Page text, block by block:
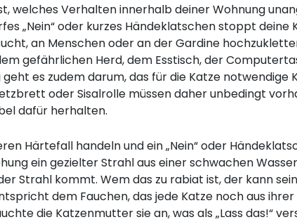
welches Verhalten innerhalb deiner Wohnung
„Nein“ oder kurzes Händeklatschen stoppt deine
an Menschen oder an der Gardine
gefährlichen Herd, dem Esstisch, der
es zudem darum, das für die Katze notwendige
oder Sisalrolle müssen daher unbedingt
dafür herhalten.
Härtefall handeln und ein „Nein“ oder
ein gezielter Strahl aus einer schwachen
Strahl kommt. Wem das zu rabiat ist, der kann
dem Fauchen, das jede Katze noch aus
die Katzenmutter sie an, was als „Lass das!“